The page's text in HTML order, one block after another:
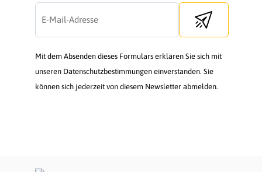
Send newsletter
Mit dem Absenden dieses Formulars erklären Sie sich mit
unseren Datenschutzbestimmungen einverstanden. Sie
können sich jederzeit von diesem Newsletter abmelden.